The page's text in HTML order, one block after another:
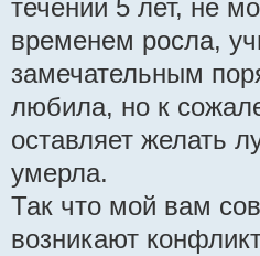
течении 5 лет, не
временем росла,
замечательным
любила, но к
оставляет желать
умерла.
Так что мой вам
возникают